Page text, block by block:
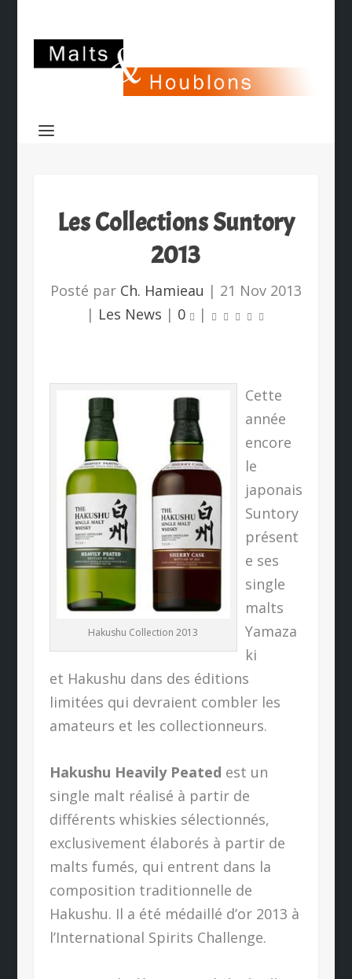
Les Collections Suntory
2013
Posté par Ch. Hamieau | 21 Nov 2013
| Les News | 0 |
Hakushu Collection 2013
Cette
année
encore
le
japonais
Suntory
présent
e ses
single
malts
Yamaza
ki
et Hakushu dans des éditions
limitées qui devraient combler les
amateurs et les collectionneurs.
Hakushu Heavily Peated est un
single malt réalisé à partir de
différents whiskies sélectionnés,
exclusivement élaborés à partir de
malts fumés, qui entrent dans la
composition traditionnelle de
Hakushu. Il a été médaillé d’or 2013 à
l’International Spirits Challenge.